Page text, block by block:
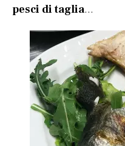
pesci di taglia…